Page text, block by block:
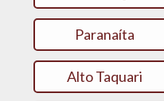
Paranaíta
Alto Taquari